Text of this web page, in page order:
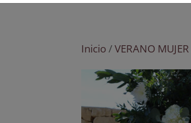
Inicio/VERANO MUJER